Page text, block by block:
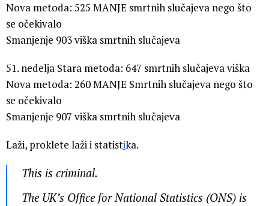
Nova metoda: 525 MANJE smrtnih slučajeva nego što
se očekivalo
Smanjenje 903 viška smrtnih slučajeva
51. nedelja Stara metoda: 647 smrtnih slučajeva viška
Nova metoda: 260 MANJE Smrtnih slučajeva nego što
se očekivalo
Smanjenje 907 viška smrtnih slučajeva
Laži, proklete laži i statistika.
This is criminal.
The UK’s Office for National Statistics (ONS) is